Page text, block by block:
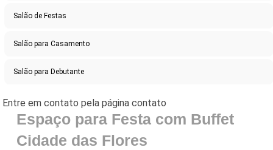
Salão de Festas
Salão para Casamento
Salão para Debutante
Espaço para Festa com Buffet
Cidade das Flores